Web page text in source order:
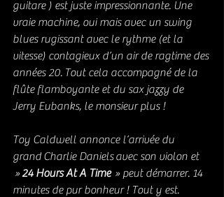
guitare ) est juste impressionnante. Une
vraie machine, oui mais avec un swing
blues rugissant avec le rythme (et la
vitesse) contagieux d’un air de ragtime des
années 20. Tout cela accompagné de la
flûte flamboyante et du sax jazzy de
Jerry Eubanks, le monsieur plus !
Toy Caldwell annonce l’arrivée du
grand Charlie Daniels avec son violon et
» 24 Hours At A Time » peut démarrer. 14
minutes de pur bonheur ! Tout y est.